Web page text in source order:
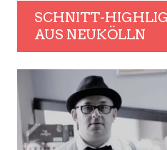
SCHNITT-
AUS NEUKÖLLN